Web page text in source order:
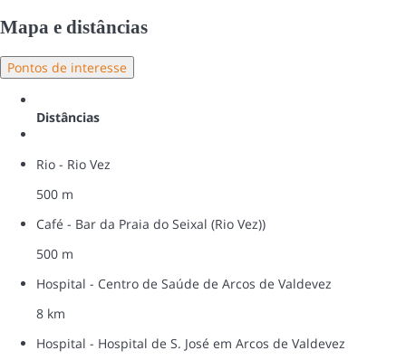
Mapa e distâncias
Pontos de interesse
Distâncias
Rio - Rio Vez
500 m
Café - Bar da Praia do Seixal (Rio Vez))
500 m
Hospital - Centro de Saúde de Arcos de Valdevez
8 km
Hospital - Hospital de S. José em Arcos de Valdevez